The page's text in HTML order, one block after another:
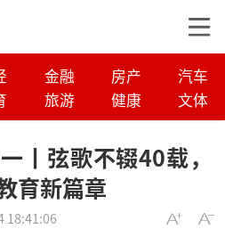
金融 房产
汽车
旅游 健康 文体
丨弦歌不辍40载，
育新篇章
18:41:06